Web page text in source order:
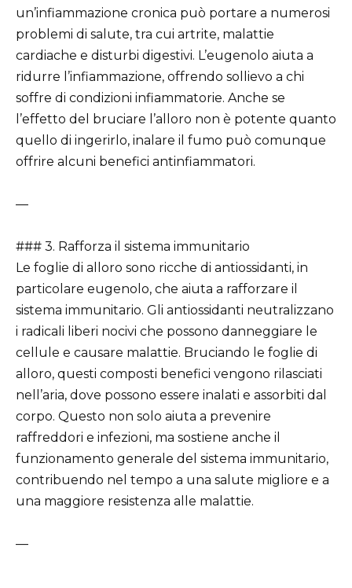
un’infiammazione cronica può portare a numerosi
problemi di salute, tra cui artrite, malattie
cardiache e disturbi digestivi. L’eugenolo aiuta a
ridurre l’infiammazione, offrendo sollievo a chi
soffre di condizioni infiammatorie. Anche se
l’effetto del bruciare l’alloro non è potente quanto
quello di ingerirlo, inalare il fumo può comunque
offrire alcuni benefici antinfiammatori.
—
### 3. Rafforza il sistema immunitario
Le foglie di alloro sono ricche di antiossidanti, in
particolare eugenolo, che aiuta a rafforzare il
sistema immunitario. Gli antiossidanti neutralizzano
i radicali liberi nocivi che possono danneggiare le
cellule e causare malattie. Bruciando le foglie di
alloro, questi composti benefici vengono rilasciati
nell’aria, dove possono essere inalati e assorbiti dal
corpo. Questo non solo aiuta a prevenire
raffreddori e infezioni, ma sostiene anche il
funzionamento generale del sistema immunitario,
contribuendo nel tempo a una salute migliore e a
una maggiore resistenza alle malattie.
—